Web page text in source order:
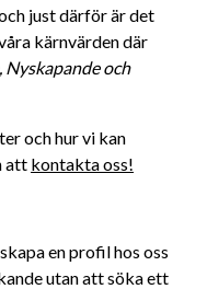
just därför är det
kärnvärden där
Nyskapande och
och hur vi kan
att kontakta oss!
en profil hos oss
utan att söka ett